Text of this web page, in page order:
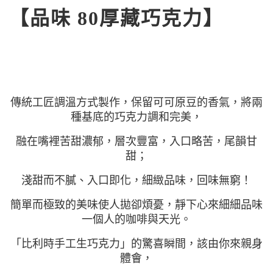
【品味 80厚藏巧克力】
傳統工匠調溫方式製作，保留可可原豆的香氣， 將兩
種基底的巧克力調和完美，
融在嘴裡苦甜濃郁，層次豐富，入口略苦，尾韻甘
甜；
淺甜而不膩、入口即化，細緻品味，回味無窮！
簡單而極致的美味使人拋卻煩憂，靜下心來細細品味
一個人的咖啡與天光。
「比利時手工生巧克力」的驚喜瞬間，該由你來親身
體會，